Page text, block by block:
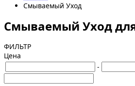
Смываемый Уход
Смываемый Уход
ФИЛЬТР
Цена
-